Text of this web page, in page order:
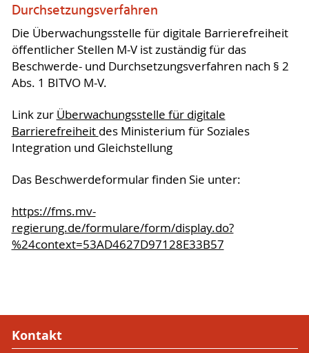
Durchsetzungsverfahren
Die Überwachungsstelle für digitale Barrierefreiheit
öffentlicher Stellen M-V ist zuständig für das
Beschwerde- und Durchsetzungsverfahren nach § 2
Abs. 1 BITVO M-V.
Link zur Überwachungsstelle für digitale
Barrierefreiheit des Ministerium für Soziales
Integration und Gleichstellung
Das Beschwerdeformular finden Sie unter:
https://fms.mv-
regierung.de/formulare/form/display.do?
%24context=53AD4627D97128E33B57
Kontakt